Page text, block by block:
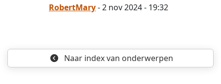
RobertMary- 2 nov 2024 - 19:32
Naar indexvan onderwerpen